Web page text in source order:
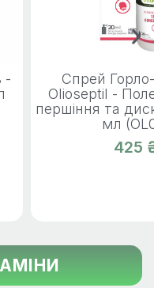
-
Спрей
Olioseptil -
першіння та
мл
425